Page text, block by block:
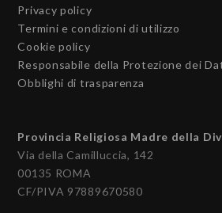
Privacy policy
Termini e condizioni di utilizzo
Cookie policy
Responsabile della Protezione dei
Obblighi di trasparenza
Provincia Religiosa Madre della
Via della Camilluccia, 142
00135 ROMA
CF/PIVA 97889670580